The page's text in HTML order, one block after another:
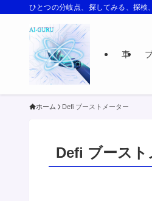
ひとつの分岐点、探してみる、探検
車
ホーム Defi ブーストメーター
Defi ブースト